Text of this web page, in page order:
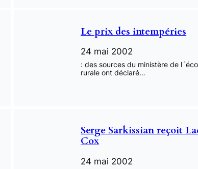
Le prix des intempéries
24 mai 2002
: des sources du ministère de
rurale ont déclaré…
Serge Sarkissian reçoit
Cox
24 mai 2002